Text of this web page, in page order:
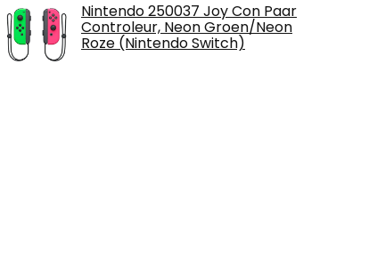
Nintendo 250037 Joy Con Paar
Controleur, Neon Groen/Neon
Roze (Nintendo Switch)